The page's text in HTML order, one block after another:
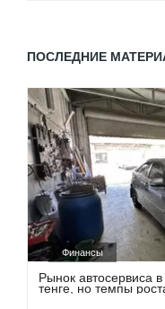
ПОСЛЕДНИЕ
Финансы
Рынок автосервиса
тенге, но темпы